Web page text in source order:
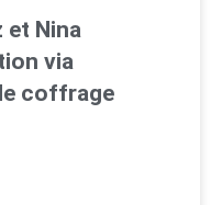
et Nina
via
coffrage